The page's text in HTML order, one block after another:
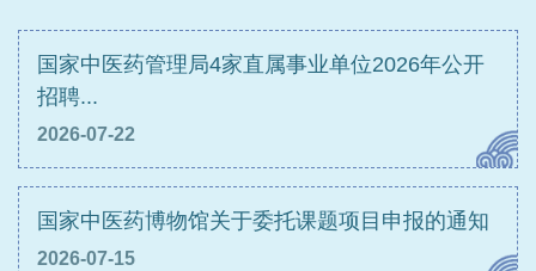
国家中医药管理局4家直属事业单位2026年公开
招聘...
2026-07-22
国家中医药博物馆关于委托课题项目申报的通知
2026-07-15